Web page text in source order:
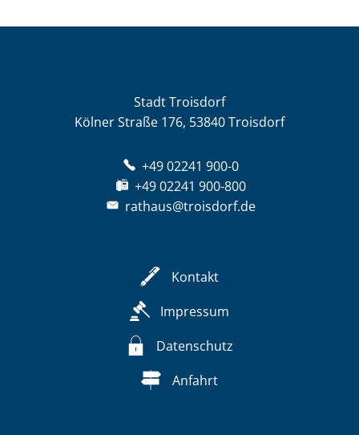
Stadt Troisdorf
Kölner Straße 176, 53840 Troisdorf
+49 02241 900-0
+49 02241 900-800
rathaus@troisdorf.de
Kontakt
Impressum
Datenschutz
Anfahrt